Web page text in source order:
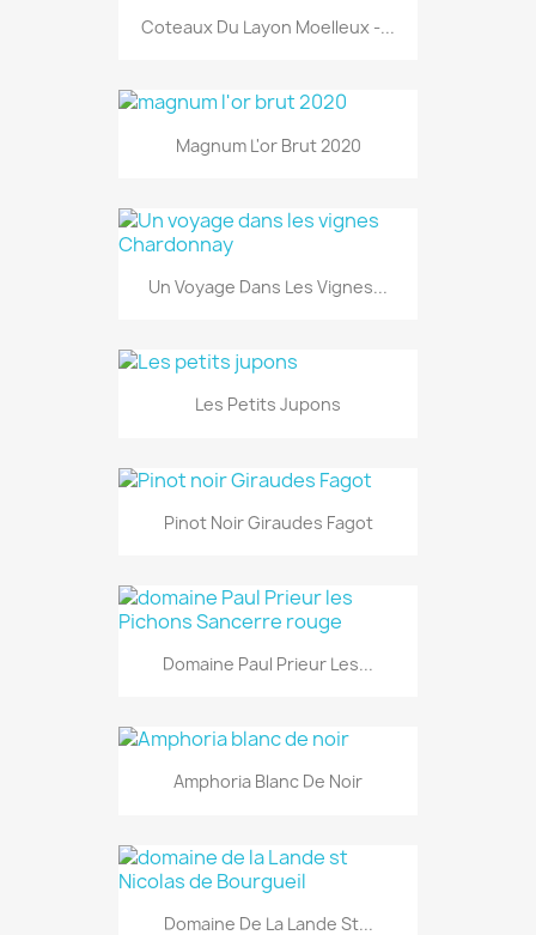
Coteaux Du Layon Moelleux -...
Magnum L'or Brut 2020
Un Voyage Dans Les Vignes...
Les Petits Jupons
Pinot Noir Giraudes Fagot
Domaine Paul Prieur Les...
Amphoria Blanc De Noir
Domaine De La Lande St...